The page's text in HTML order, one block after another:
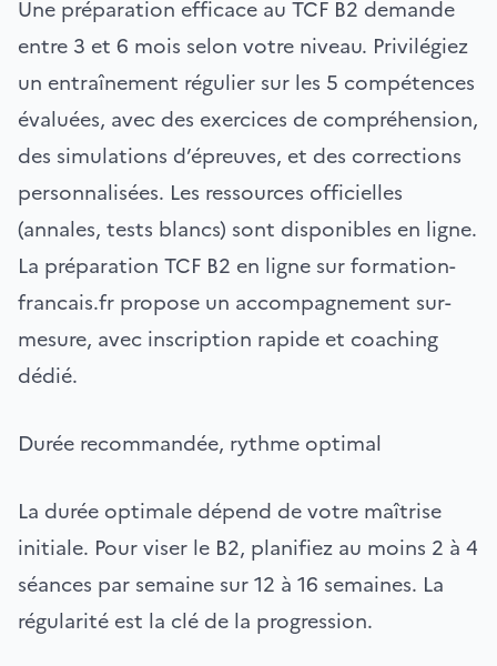
Une préparation efficace au TCF B2 demande
entre 3 et 6 mois selon votre niveau. Privilégiez
un entraînement régulier sur les 5 compétences
évaluées, avec des exercices de compréhension,
des simulations d’épreuves, et des corrections
personnalisées. Les ressources officielles
(annales, tests blancs) sont disponibles en ligne.
La préparation TCF B2 en ligne sur formation-
francais.fr propose un accompagnement sur-
mesure, avec inscription rapide et coaching
dédié.
Durée recommandée, rythme optimal
La durée optimale dépend de votre maîtrise
initiale. Pour viser le B2, planifiez au moins 2 à 4
séances par semaine sur 12 à 16 semaines. La
régularité est la clé de la progression.